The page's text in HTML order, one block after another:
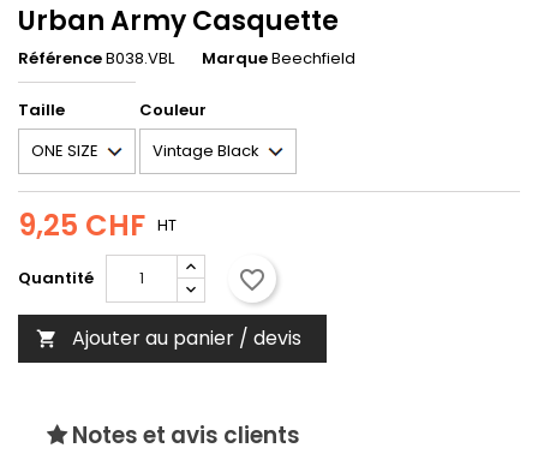
Urban Army Casquette
RéférenceB038.VBL MarqueBeechfield
Taille Couleur
9,25 CHF HT
Quantité favorite_border
 Ajouter au panier / devis
Notes et avis clients